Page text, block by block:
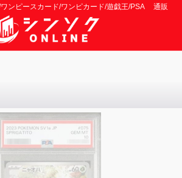
ンピースカード/ワンピカード/遊戯王/PSA 通販